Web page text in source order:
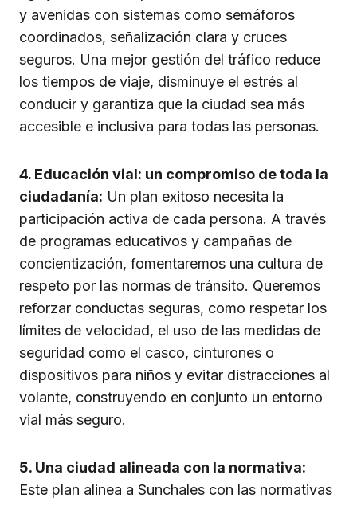
y avenidas con sistemas como semáforos
coordinados, señalización clara y cruces
seguros. Una mejor gestión del tráfico reduce
los tiempos de viaje, disminuye el estrés al
conducir y garantiza que la ciudad sea más
accesible e inclusiva para todas las personas.
4. Educación vial: un compromiso de toda la
ciudadanía: Un plan exitoso necesita la
participación activa de cada persona. A través
de programas educativos y campañas de
concientización, fomentaremos una cultura de
respeto por las normas de tránsito. Queremos
reforzar conductas seguras, como respetar los
límites de velocidad, el uso de las medidas de
seguridad como el casco, cinturones o
dispositivos para niños y evitar distracciones al
volante, construyendo en conjunto un entorno
vial más seguro.
5. Una ciudad alineada con la normativa:
Este plan alinea a Sunchales con las normativas